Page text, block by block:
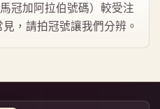
冠加阿拉伯號碼）較受注
，請拍冠號讓我們分辨。